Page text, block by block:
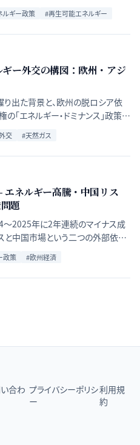
いる。
ルギー政策 #再生可能エネルギー
ー外交の構図：欧州・アジ
出た背景と、欧州の脱ロシア依
「エネルギー・ドミナンス」政策が
交 #天然ガス
ネルギー高騰・中国リス
題
2025年に2年連続のマイナス成
と中国市場という二つの外部依存
を複数の分析から検討する。
政策 #欧州経済
合わ プライバシーポリシ
ー
利用規
約